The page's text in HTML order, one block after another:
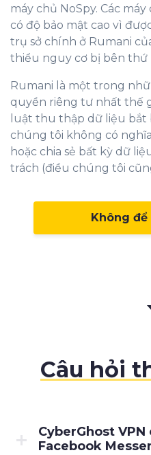
máy chủ NoSpy. Các
có độ bảo mật cao vì
trụ sở chính ở Rumani
thiểu nguy cơ bị bên thứ
Rumani là một trong
quyền riêng tư nhất thế
luật thu thập dữ liệu bắt
chúng tôi không có
hoặc chia sẻ bất kỳ dữ
trách (điều chúng tôi
Không
Câu hỏi
CyberGhost
Facebook